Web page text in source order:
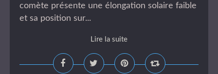
comète présente une élongation solaire faible
et sa position sur...
Lire la suite